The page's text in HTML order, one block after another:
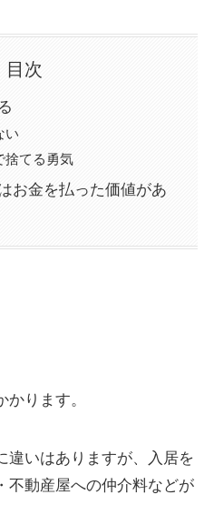
目次
い
捨てる勇気
お金を払った価値があ
ります。
違いはありますが、入居を
不動産屋への仲介料などが